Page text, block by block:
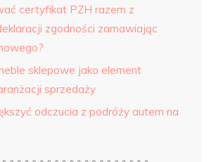
certyfikat PZH razem z
zgodności zamawiając
sklepowe jako element
sprzedaży
odczucia z podróży autem na